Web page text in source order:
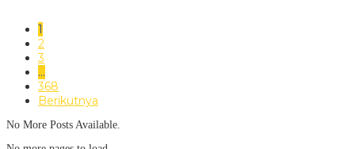
1
2
3
…
368
Berikutnya
No More Posts Available.